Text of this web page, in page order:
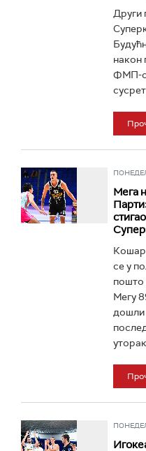
Други
након
ФМП-
Мега
се у
пошто
Мегу
дошли